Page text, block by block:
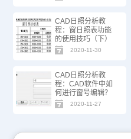
CAD日照分析教
程：窗日照表功能
的使用技巧（下）
2020-11-30
CAD日照分析教
程：CAD软件中如
何进行窗号编辑？
2020-11-27